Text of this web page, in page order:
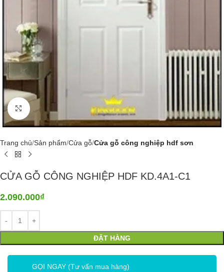
Click to enlarge
Trang chủ Sản phẩm Cửa gỗ Cửa gỗ công nghiệp hdf sơn
CỬA GỖ CÔNG NGHIỆP HDF KD.4A1-C1
2.090.000₫
ĐẶT HÀNG
GỌI NGAY (Tư vấn mua hàng)